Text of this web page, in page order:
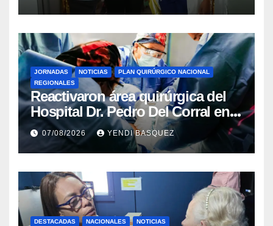
Rincón
JORNADAS NOTICIAS
PLAN QUIRÚRGICO NACIONAL
REGIONALES
Reactivaron área quirúrgica del
Hospital Dr. Pedro Del Corral en
Guárico
07/08/2026 YENDI BASQUEZ
DESTACADAS NACIONALES NOTICIAS